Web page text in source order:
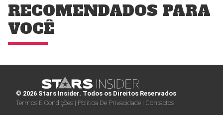
RECOMENDADOS PARA
VOCÊ
© 2026 Stars Insider. Todos os Direitos Reservados
Termos E Condições | Politica De Privacidade | Contactos